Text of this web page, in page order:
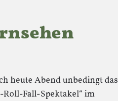
heute Abend unbedingt das
Fall-Spektakel“ im